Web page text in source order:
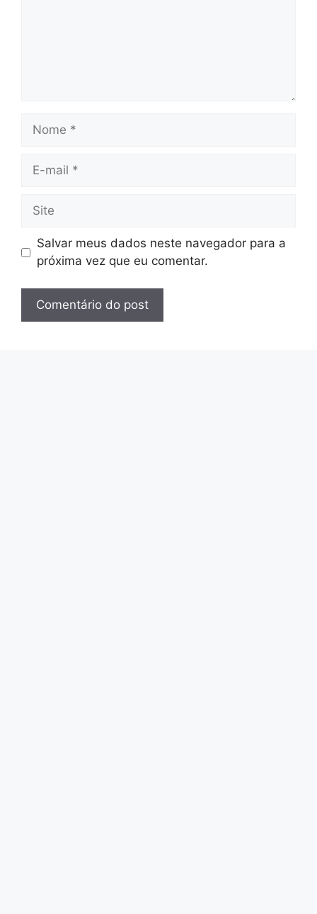
Nome
Site
Salvar meus dados neste navegador para a
próxima vez que eu comentar.